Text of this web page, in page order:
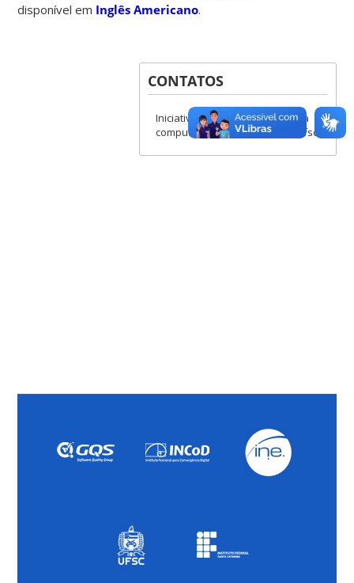
disponível em Inglês Americano.
CONTATOS
Iniciativa Computação na Escola
computacaonaescola@incod.ufsc.br